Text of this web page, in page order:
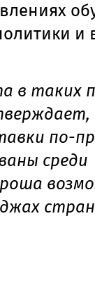
в таких
по-
среди